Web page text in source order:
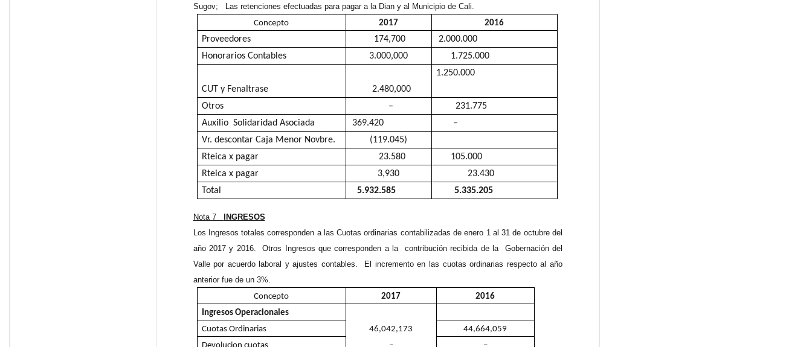
Sugov; Las retenciones efectuadas para pagar a la Dian y al Municipio de Cali.
Concepto
2017 2016
Proveedores 174,700
2.000.000
Honorarios Contables
3.000,000 1.725.000
CUT y Fenaltrase 2.480,000
1.250.000
Otros –
231.775
Auxilio Solidaridad Asociada
369.420
–
Vr. descontar Caja Menor Novbre.
(119.045)
Rteica x pagar
23.580
105.000
Rteica x pagar
3,930
23.430
Total
5.932.585 5.335.205
Nota 7
INGRESOS
Los Ingresos totales corresponden a las Cuotas ordinarias contabilizadas de enero 1 al 31 de octubre del
año 2017 y 2016. Otros Ingresos que corresponden a la contribución recibida de la Gobernación del
Valle por acuerdo laboral y ajustes contables. El incremento en las cuotas ordinarias respecto al año
anterior fue de un 3%.
Concepto
2017
2016
Ingresos Operacionales
Cuotas Ordinarias
46,042,173
44,664,059